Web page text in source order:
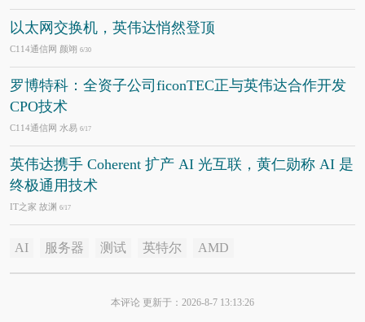
以太网交换机，英伟达悄然登顶
C114通信网 颜翊 6/30
罗博特科：全资子公司ficonTEC正与英伟达合作开发
CPO技术
C114通信网 水易 6/17
英伟达携手 Coherent 扩产 AI 光互联，黄仁勋称 AI 是
终极通用技术
IT之家 故渊 6/17
AI 服务器 测试 英特尔 AMD
本评论 更新于：2026-8-7 13:13:26